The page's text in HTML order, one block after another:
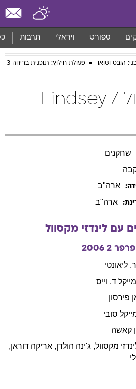
ספורט ויראלי תרבות
הובס ושואו פעולת חילוץ: תוכנית בריחה 3
לינדזי מקסוול / Lindsey
שחקנים
ארה"ב
ארה"ב
עם לינדזי מקסוול
2
2006
ר. ליאונטי
מייקל ד. וייס
פירסון
סובי
קאשה
מקסוול, ג'ינה הולדן, אריקה דוראן,